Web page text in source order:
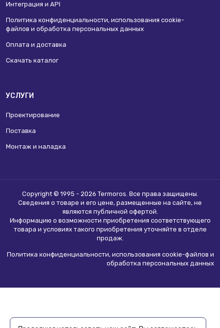
Интеграция и API
Политика конфиденциальности, использования сookie-
файлов и обработка персональных данных
Оплата и доставка
Скачать каталог
УСЛУГИ
Проектирование
Поставка
Монтаж и наладка
Copyright © 1995 - 2026 Termoros. Все права защищены.
Сведения о товаре и его цене, размещенные на сайте, не
являются публичной офертой.
Информацию о возможности приобретения соответствующего
товара и условиях такого приобретения уточняйте в отделе
продаж.
Политика конфиденциальности, использования сookie-файлов и
обработка персональных данных